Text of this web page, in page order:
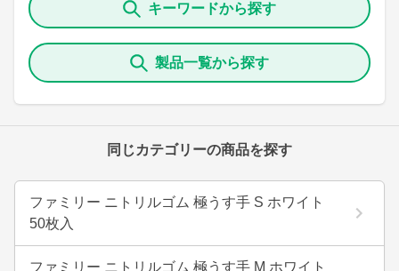
キーワードから探す
製品一覧から探す
同じカテゴリーの商品を探す
ファミリー ニトリルゴム 極うす手 S ホワイト
50枚入
ファミリー ニトリルゴム 極うす手 M ホワイト